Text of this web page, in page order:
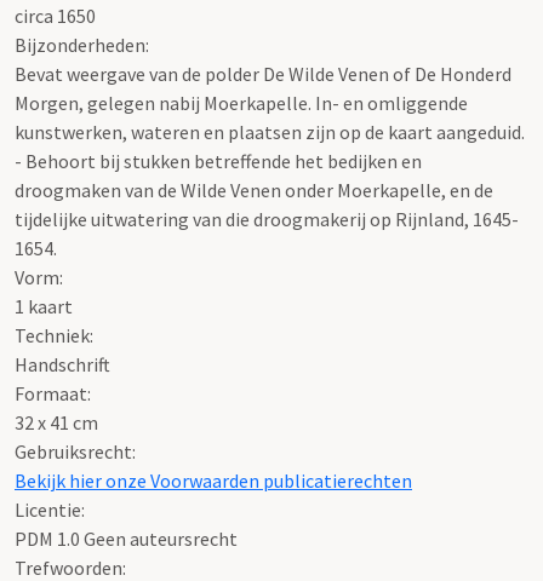
circa 1650
Bijzonderheden:
Bevat weergave van de polder De Wilde Venen of De Honderd
Morgen, gelegen nabij Moerkapelle. In- en omliggende
kunstwerken, wateren en plaatsen zijn op de kaart aangeduid.
- Behoort bij stukken betreffende het bedijken en
droogmaken van de Wilde Venen onder Moerkapelle, en de
tijdelijke uitwatering van die droogmakerij op Rijnland, 1645-
1654.
Vorm:
1 kaart
Techniek:
Handschrift
Formaat:
32 x 41 cm
Gebruiksrecht:
Bekijk hier onze Voorwaarden publicatierechten
Licentie:
PDM 1.0 Geen auteursrecht
Trefwoorden: